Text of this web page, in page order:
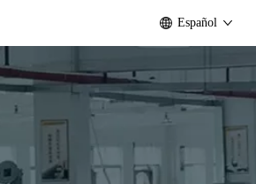
Español